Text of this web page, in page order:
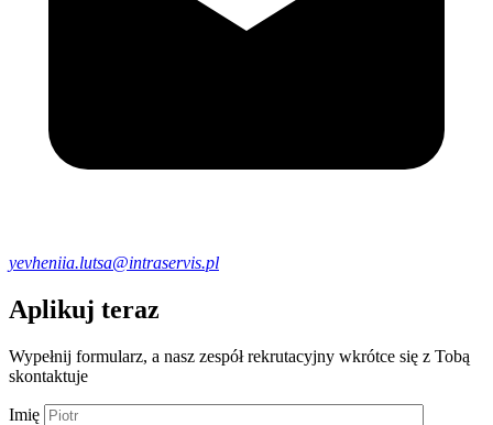
yevheniia.lutsa@intraservis.pl
Aplikuj teraz
Wypełnij formularz, a nasz zespół rekrutacyjny wkrótce się z Tobą
skontaktuje
Imię